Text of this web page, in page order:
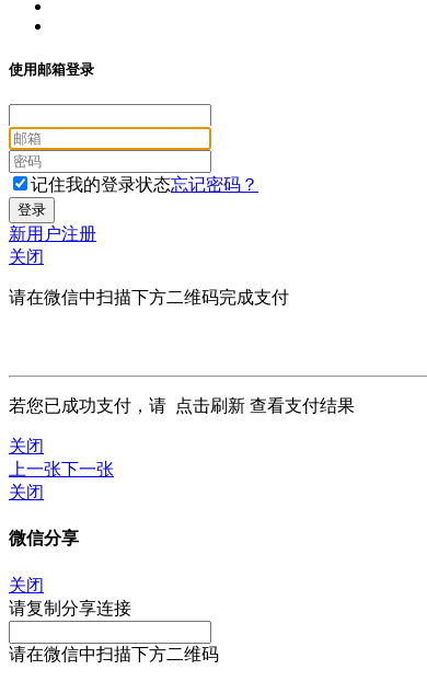
使用邮箱登录
记住我的登录状态忘记密码？
新用户注册
关闭
请在微信中扫描下方二维码完成支付
若您已成功支付，请 点击刷新 查看支付结果
关闭
上一张下一张
关闭
微信分享
关闭
请复制分享连接
请在微信中扫描下方二维码